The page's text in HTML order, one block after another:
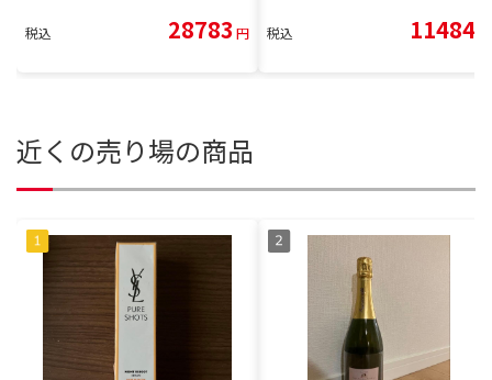
税込 28783 円 税込 11484
近くの売り場の商品